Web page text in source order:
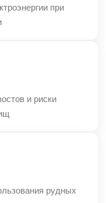
при
и риски
рудных